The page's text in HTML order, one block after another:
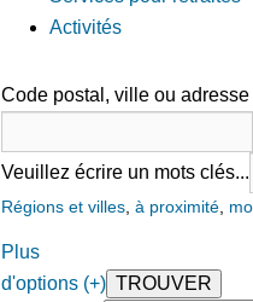
Activités
Code postal, ville ou adresse
Veuillez écrire un mots clés...
Régions et villes à proximité
Plus
d'options (+)